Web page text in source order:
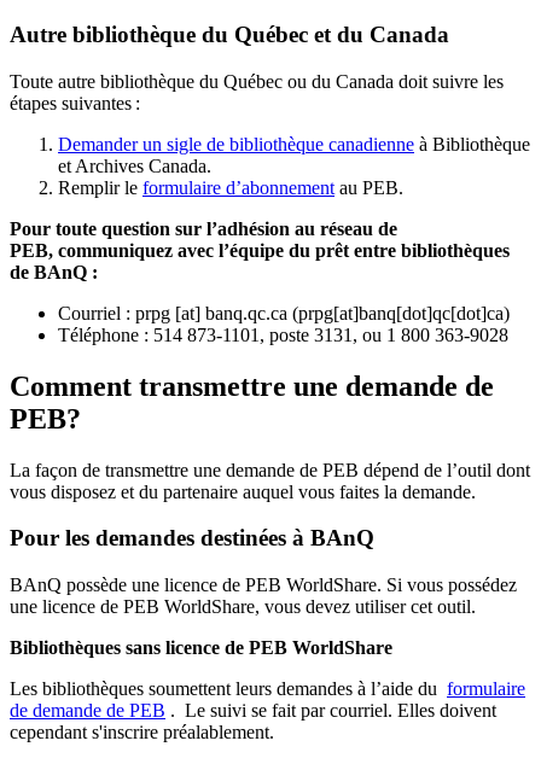
Autre bibliothèque du Québec et du Canada
Toute autre bibliothèque du Québec ou du Canada doit suivre les
étapes suivantes :
Demander un sigle de bibliothèque canadienne à Bibliothèque
et Archives Canada.
Remplir le formulaire d’abonnement au PEB.
Pour toute question sur l’adhésion au réseau de
PEB, communiquez avec l’équipe du prêt entre bibliothèques
de BAnQ :
Courriel : prpg [at] banq.qc.ca (prpg[at]banq[dot]qc[dot]ca)
Téléphone : 514 873-1101, poste 3131, ou 1 800 363-9028
Comment transmettre une demande de
PEB?
La façon de transmettre une demande de PEB dépend de l’outil dont
vous disposez et du partenaire auquel vous faites la demande.
Pour les demandes destinées à BAnQ
BAnQ possède une licence de PEB WorldShare. Si vous possédez
une licence de PEB WorldShare, vous devez utiliser cet outil.
Bibliothèques sans licence de PEB WorldShare
Les bibliothèques soumettent leurs demandes à l’aide du formulaire
de demande de PEB . Le suivi se fait par courriel. Elles doivent
cependant s'inscrire préalablement.